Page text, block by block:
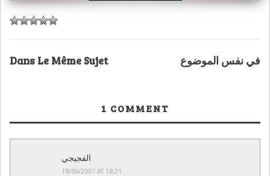
Dans Le Même Sujet في نفس الموضوع
1 COMMENT
الفجيجي
18/06/2007 AT 18:21